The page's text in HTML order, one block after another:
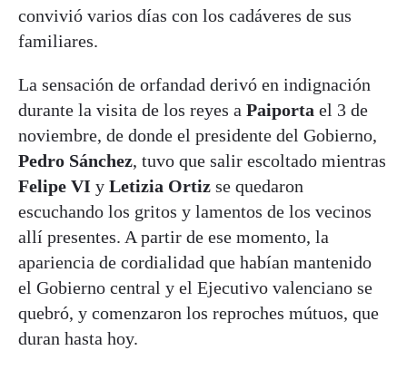
convivió varios días con los cadáveres de sus
familiares.
La sensación de orfandad derivó en indignación
durante la visita de los reyes a Paiporta el 3 de
noviembre, de donde el presidente del Gobierno,
Pedro Sánchez, tuvo que salir escoltado mientras
Felipe VI y Letizia Ortiz se quedaron
escuchando los gritos y lamentos de los vecinos
allí presentes. A partir de ese momento, la
apariencia de cordialidad que habían mantenido
el Gobierno central y el Ejecutivo valenciano se
quebró, y comenzaron los reproches mútuos, que
duran hasta hoy.